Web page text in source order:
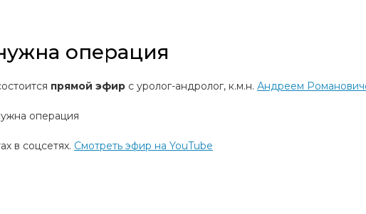
операция
прямой эфир с уролог-андролог, к.м.н. Андреем
операция
в соцсетях. Смотреть эфир на YouTube